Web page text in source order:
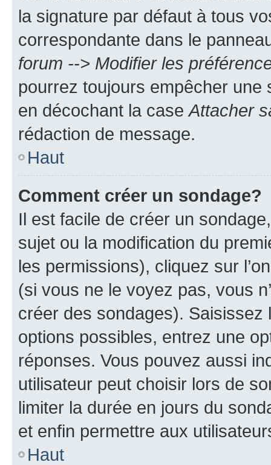
la signature par défaut à tous
correspondante dans le
forum --> Modifier les
pourrez toujours empêcher une
en décochant la case Attacher
rédaction de message.
Haut
Comment créer un sondage?
Il est facile de créer un
sujet ou la modification du
les permissions), cliquez sur
(si vous ne le voyez pas, vous
créer des sondages).
options possibles, entrez une
réponses. Vous pouvez aussi
utilisateur peut choisir lors de
limiter la durée en jours du
et enfin permettre aux
Haut